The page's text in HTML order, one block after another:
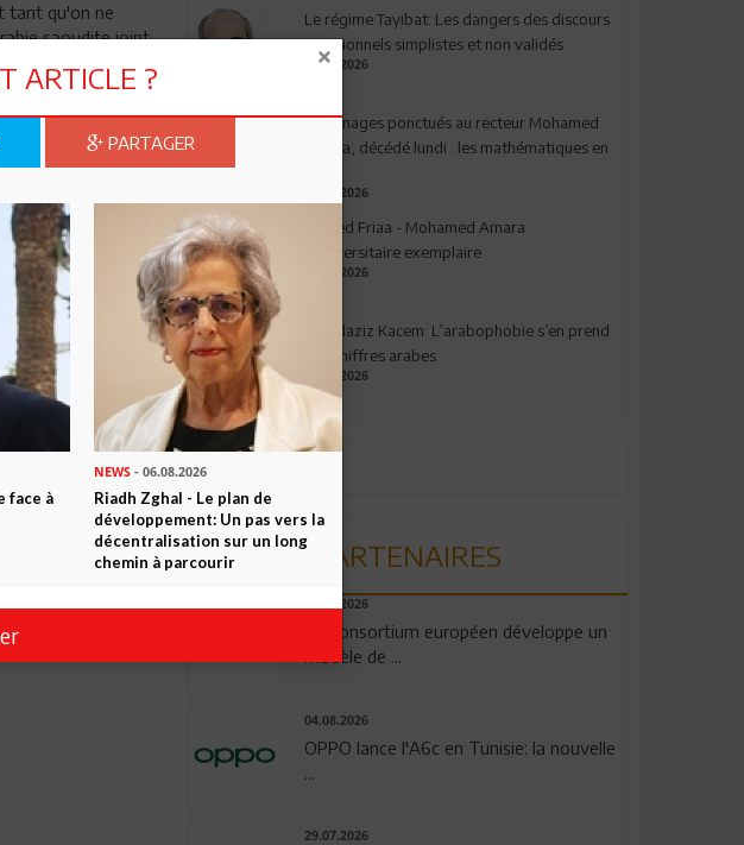
tant qu'on ne
saoudite,joint
se faire aussi
des fonds des
et de
: "entre moi et
soit saboé.
Le régime Tayibat: Les dangers des discours
nutritionnels simplistes et non validés
09.07.2026
Hommages ponctués au recteur Mohamed
Amara, décédé lundi : les mathématiques en
03.08.2026
Ahmed Friaa - Mohamed Amara:
l’Universitaire exemplaire
04.08.2026
Abdelaziz Kacem: L’arabophobie s’en prend
aux chiffres arabes
09.07.2026
PARTENAIRES
06.08.2026
Un consortium européen développe un
modèle de ...
04.08.2026
OPPO lance l'A6c en Tunisie: la nouvelle
29.07.2026
ARTICLE ?
PARTAGER
face à
NEWS- 06.08.2026
Riadh Zghal - Le plan de
développement: Un pas vers la
décentralisation sur un long
chemin à parcourir